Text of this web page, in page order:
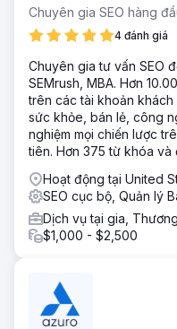
Giải pháp
- Đánh giá bảng điều
Tạo hồ sơ Google địa
Kết quả
So sánh tháng 9 năm
mới trên trang web đã
thể của trang web tăng
Chuyển
Chuyên gia SEO hàng
4 đánh giá
Chuyên gia tư vấn SEO
SEMrush, MBA. Hơn
trên các tài khoản
sức khỏe, bán lẻ, công
nghiệm mọi chiến lược
tiên. Hơn 375 từ khóa
Hoạt động tại United
SEO cục bộ, Quản lý
Dịch vụ tại gia,
$1,000 - $2,500